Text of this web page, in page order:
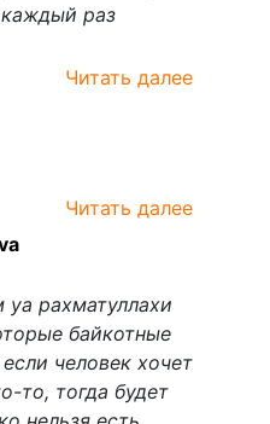
каждый раз
Читать далее
Читать далее
рахматуллахи
байкотные
человек хочет
то, тогда будет